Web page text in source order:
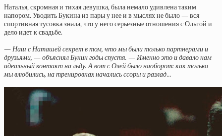
Наталья, скромная и тихая девушка, была немало удивлена таким
напором. Уводить Букина из пары у нее и в мыслях не было — вся
спортивная тусовка знала, что у него серьезные отношения с Ольгой и
дело идет к свадьбе.
— Наш с Наташей секрет в том, что мы были только партнерами и
друзьями, — объяснял Букин годы спустя. — Именно это и давало нам
идеальный контакт на льду. А вот с Олей было наоборот: как только
мы влюбились, на тренировках начались ссоры и разлад…